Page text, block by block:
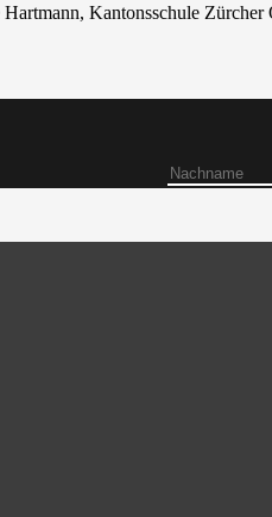
Kantonsschule Zürcher